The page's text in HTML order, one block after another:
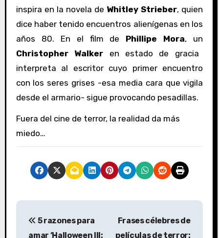
inspira en la novela de Whitley Strieber, quien
dice haber tenido encuentros alienígenas en los
años 80. En el film de Phillipe Mora, un
Christopher Walker en estado de gracia
interpreta al escritor cuyo primer encuentro
con los seres grises -esa media cara que vigila
desde el armario- sigue provocando pesadillas.
Fuera del cine de terror, la realidad da más
miedo…
N
5 razones para
amar ‘Halloween III:
Frases célebres de
películas de terror: